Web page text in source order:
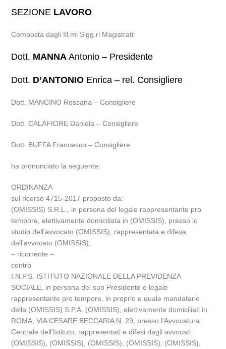
SEZIONE LAVORO
Composta dagli Ill.mi Sigg.ri Magistrati:
Dott. MANNA Antonio – Presidente
Dott. D’ANTONIO Enrica – rel. Consigliere
Dott. MANCINO Rossana – Consigliere
Dott. CALAFIORE Daniela – Consigliere
Dott. BUFFA Francesco – Consigliere
ha pronunciato la seguente:
ORDINANZA
sul ricorso 4715-2017 proposto da:
(OMISSIS) S.R.L., in persona del legale rappresentante pro
tempore, elettivamente domiciliata in (OMISSIS), presso lo
studio dell’avvocato (OMISSIS), rappresentata e difesa
dall’avvocato (OMISSIS);
– ricorrente –
contro
I.N.P.S. ISTITUTO NAZIONALE DELLA PREVIDENZA
SOCIALE, in persona del suo Presidente e legale
rappresentante pro tempore, in proprio e quale mandatario
della (OMISSIS) S.P.A. (OMISSIS), elettivamente domiciliati in
ROMA, VIA CESARE BECCARIA N. 29, presso l’Avvocatura
Centrale dell’Istituto, rappresentati e difesi dagli avvocati
(OMISSIS), (OMISSIS), (OMISSIS), (OMISSIS), (OMISSIS),